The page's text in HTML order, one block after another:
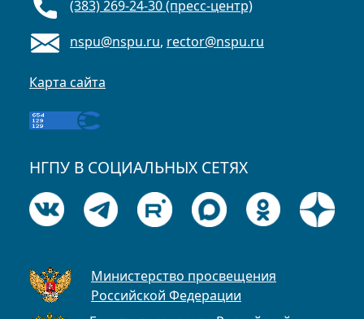
(383) 269-24-30 (пресс-центр)
nspu@nspu.ru, rector@nspu.ru
Карта сайта
НГПУ В СОЦИАЛЬНЫХ СЕТЯХ
Министерство просвещения
Российской Федерации